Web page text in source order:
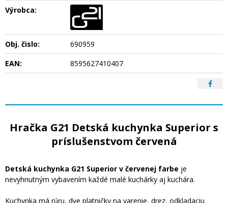
Výrobca:
Obj. čislo:
690959
EAN:
8595627410407
Hračka G21 Detská kuchynka Superior s
príslušenstvom červená
Detská kuchynka G21 Superior v červenej farbe je
nevyhnutným vybavením každé malé kuchárky aj kuchára.
Kuchynka má rúru, dve platničky na varenie, drez, odkladaciu